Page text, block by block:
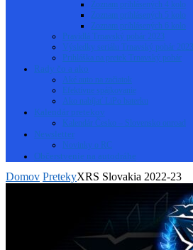
Zoznam prihlásených 4 kolo
Zoznam prihlásených 5 kolo
Zoznam prihlásených 6 kolo
Pravidlá Trnavský pohár 2023
Výsledky seriálu Trnavský pohár 2023
Prihláška na pretek Trnavský pohár
Rady čo a ako
Aké auto na začiatok
Efektívne spájkovanie
Ako nabíjať LiPo baterku
Kalendár pretekov
Kalendár Česko – Slovensko onroad
Newsletter
Novinky o RC
Občerstvenie na autodráhe
Domov PretekyXRS Slovakia 2022-23